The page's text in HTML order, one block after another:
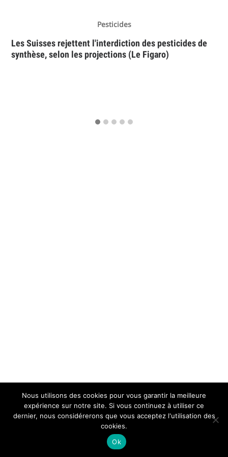
Pesticides
Les Suisses rejettent l'interdiction des pesticides de
synthèse, selon les projections (Le Figaro)
Nous utilisons des cookies pour vous garantir la meilleure
expérience sur notre site. Si vous continuez à utiliser ce
dernier, nous considérerons que vous acceptez l'utilisation des
cookies.
Ok